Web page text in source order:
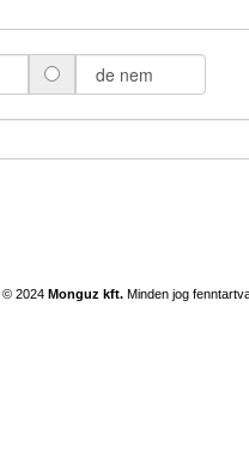
de nem
© 2024 Monguz kft. Minden jog